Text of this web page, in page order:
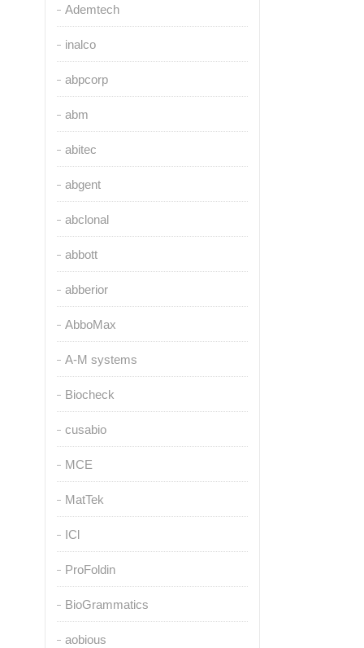
Ademtech
inalco
abpcorp
abm
abitec
abgent
abclonal
abbott
abberior
AbboMax
A-M systems
Biocheck
cusabio
MCE
MatTek
ICl
ProFoldin
BioGrammatics
aobious